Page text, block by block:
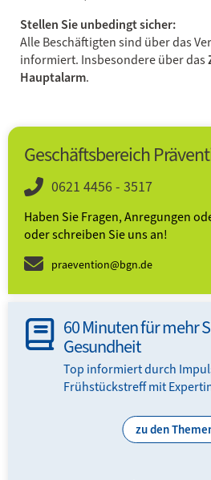
Stellen Sie unbedingt sicher:
Alle Beschäftigten sind über das
informiert. Insbesondere über das
Hauptalarm.
Geschäftsbereich
0621 4456 - 3517
Haben Sie Fragen, Anregungen
oder schreiben Sie uns an!
praevention@bgn.de
60 Minuten für mehr
Gesundheit
Top informiert durch
Frühstückstreff mit
zu den